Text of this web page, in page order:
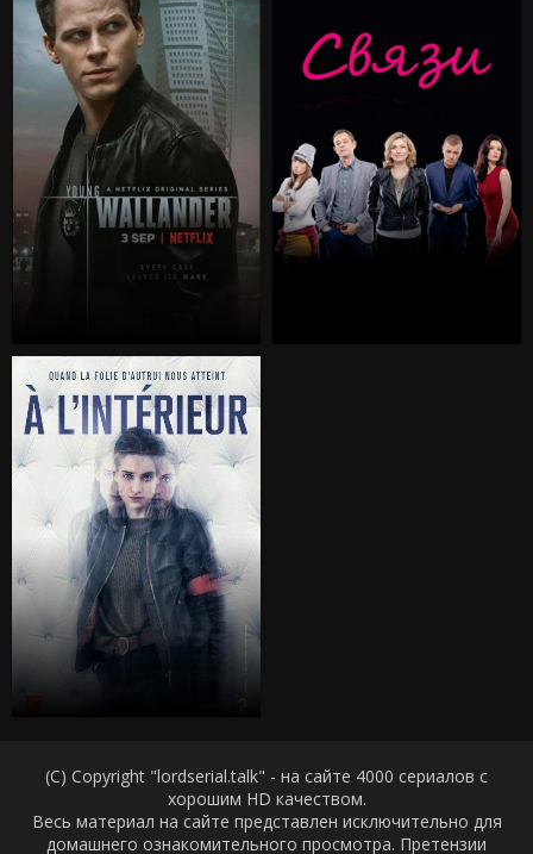
(C) Copyright "lordserial.talk" - на сайте 4000 сериалов с
хорошим HD качеством.
Весь материал на сайте представлен исключительно для
домашнего ознакомительного просмотра. Претензии